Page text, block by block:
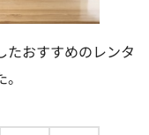
たおすすめのレンタ